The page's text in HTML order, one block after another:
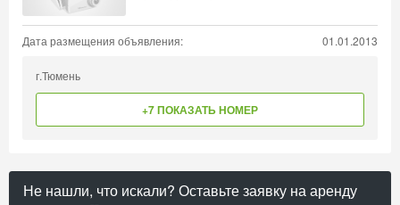
Дата размещения объявления: 01.01.2013
г.Тюмень
+7 ПОКАЗАТЬ НОМЕР
Не нашли, что искали? Оставьте заявку на аренду